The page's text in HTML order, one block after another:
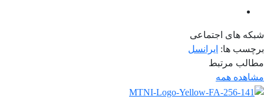
شبکه های اجتماعی
برچسب ها: ایرانسل
مطالب مرتبط
مشاهده همه